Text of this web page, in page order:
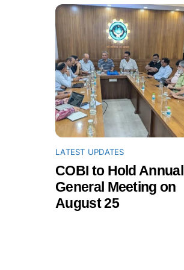
LATEST UPDATES
COBI to Hold Annual
General Meeting on
August 25